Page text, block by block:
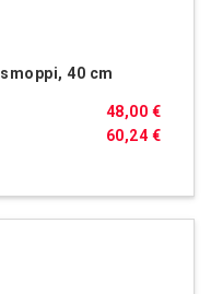
40 cm
60,24 €
48,00 €